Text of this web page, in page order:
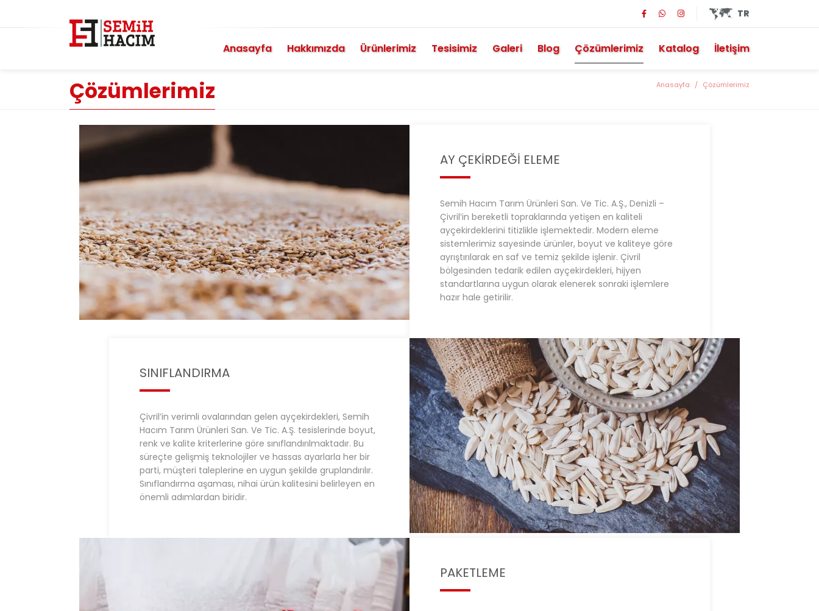
TR
Anasayfa Hakkımızda Ürünlerimiz Tesisimiz Galeri Blog Çözümlerimiz Katalog İletişim
Çözümlerimiz Anasayfa Çözümlerimiz
AY ÇEKIRDEĞI ELEME
Semih Hacım Tarım Ürünleri San. Ve Tic. A.Ş., Denizli –
Çivril’in bereketli topraklarında yetişen en kaliteli
ayçekirdeklerini titizlikle işlemektedir. Modern eleme
sistemlerimiz sayesinde ürünler, boyut ve kaliteye göre
ayrıştırılarak en saf ve temiz şekilde işlenir. Çivril
bölgesinden tedarik edilen ayçekirdekleri, hijyen
standartlarına uygun olarak elenerek sonraki işlemlere
hazır hale getirilir.
SINIFLANDIRMA
Çivril’in verimli ovalarından gelen ayçekirdekleri, Semih
Hacım Tarım Ürünleri San. Ve Tic. A.Ş. tesislerinde boyut,
renk ve kalite kriterlerine göre sınıflandırılmaktadır. Bu
süreçte gelişmiş teknolojiler ve hassas ayarlarla her bir
parti, müşteri taleplerine en uygun şekilde gruplandırılır.
Sınıflandırma aşaması, nihai ürün kalitesini belirleyen en
önemli adımlardan biridir.
PAKETLEME